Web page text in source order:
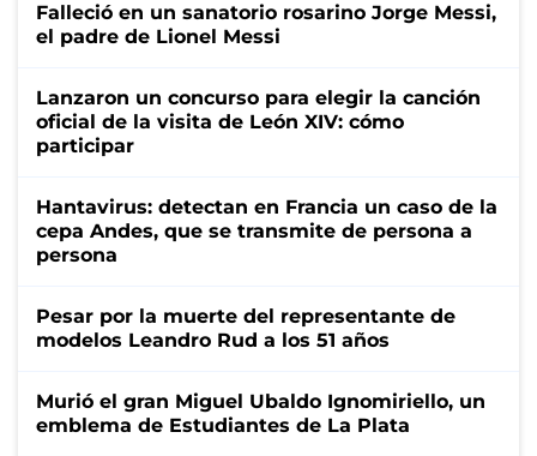
Falleció en un sanatorio rosarino Jorge Messi,
el padre de Lionel Messi
Lanzaron un concurso para elegir la canción
oficial de la visita de León XIV: cómo
participar
Hantavirus: detectan en Francia un caso de la
cepa Andes, que se transmite de persona a
persona
Pesar por la muerte del representante de
modelos Leandro Rud a los 51 años
Murió el gran Miguel Ubaldo Ignomiriello, un
emblema de Estudiantes de La Plata